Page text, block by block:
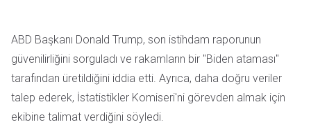
ABD Başkanı Donald Trump, son istihdam raporunun
güvenilirliğini sorguladı ve rakamların bir "Biden ataması"
tarafından üretildiğini iddia etti. Ayrıca, daha doğru veriler
talep ederek, İstatistikler Komiseri'ni görevden almak için
ekibine talimat verdiğini söyledi.